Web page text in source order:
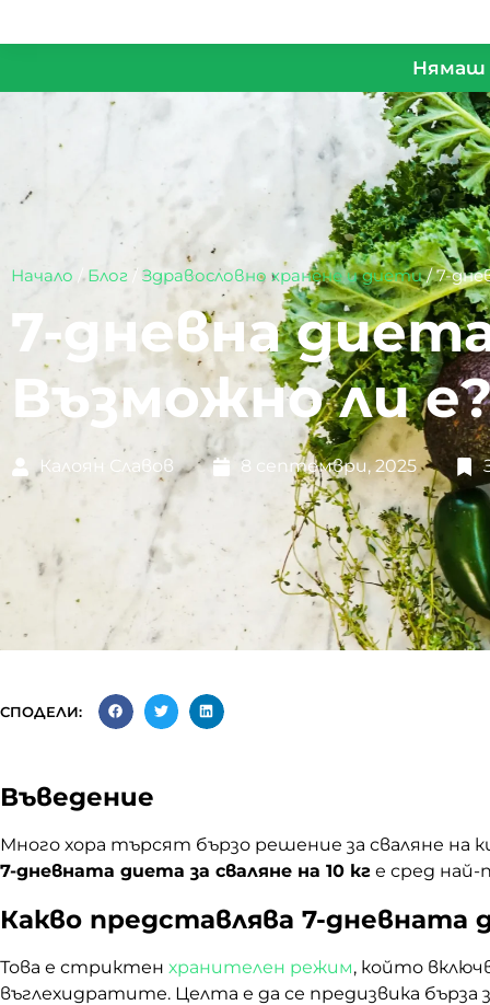
Нямаш
Начало /Блог / Здравословно хранене и диети/7-
7-дневна диета
Възможно ли
Калоян Славов 8 септември, 2025
СПОДЕЛИ:
Въведение
Много хора търсят бързо решение за сваляне на
7-дневната диета за сваляне на 10 кг е сред
Какво представлява 7-дневната
Това е стриктен хранителен режим, който
въглехидратите. Целта е да се предизвика